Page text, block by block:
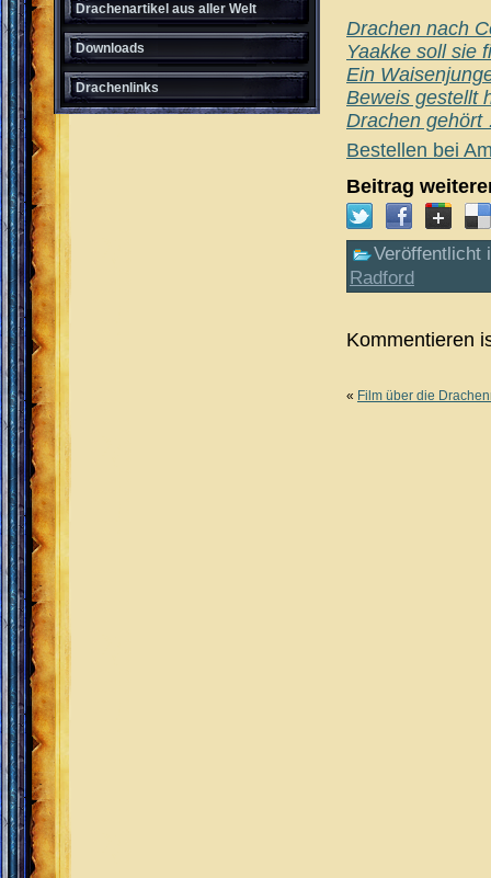
Drachenartikel aus aller Welt
Downloads
Drachenlinks
Drachen nach
Yaakke soll sie
Ein
Beweis gestellt
Drachen
Bestellen bei
Beitrag
Veröffentlicht
Radford
Kommentieren
« Film über die